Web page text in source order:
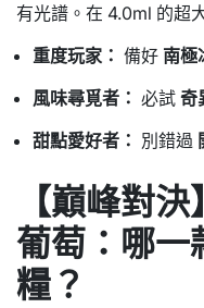
有光譜。在 4.0ml 的超
重度玩家： 備好 南極
風味尋覓者： 必試 奇
甜點愛好者： 別錯過
【巔峰對
葡萄：哪一
糧？